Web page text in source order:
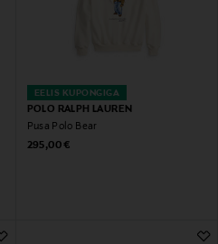
EELIS KUPONGIGA
POLO RALPH LAUREN
Pusa Polo Bear
Original Price
295,00 €